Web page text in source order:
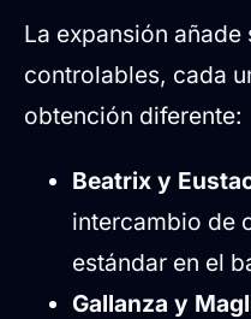
La expansión
controlables, cada
obtención diferente:
Beatrix y
intercambio de
estándar en el
Gallanza y